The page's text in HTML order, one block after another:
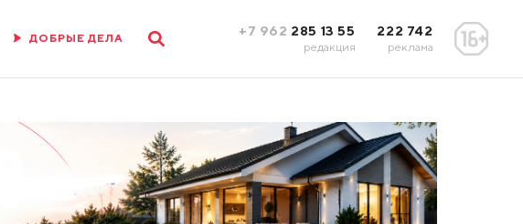
ДОБРЫЕ ДЕЛА +7 962 285 13 55
редакция
222 742
реклама